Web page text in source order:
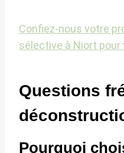
Confiez-nous votre
sélective à Niort
Questions
Pourquoi